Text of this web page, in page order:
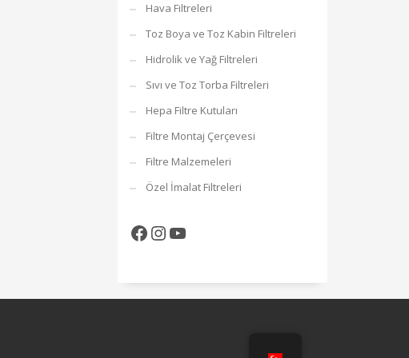
Hava Filtreleri
Toz Boya ve Toz Kabin Filtreleri
Hidrolik ve Yağ Filtreleri
Sıvı ve Toz Torba Filtreleri
Hepa Filtre Kutuları
Filtre Montaj Çerçevesi
Filtre Malzemeleri
Özel İmalat Filtreleri
Facebook
Instagram
YouTube